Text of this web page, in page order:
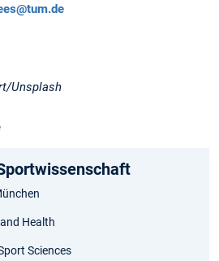
Unsplash
Health
Sciences